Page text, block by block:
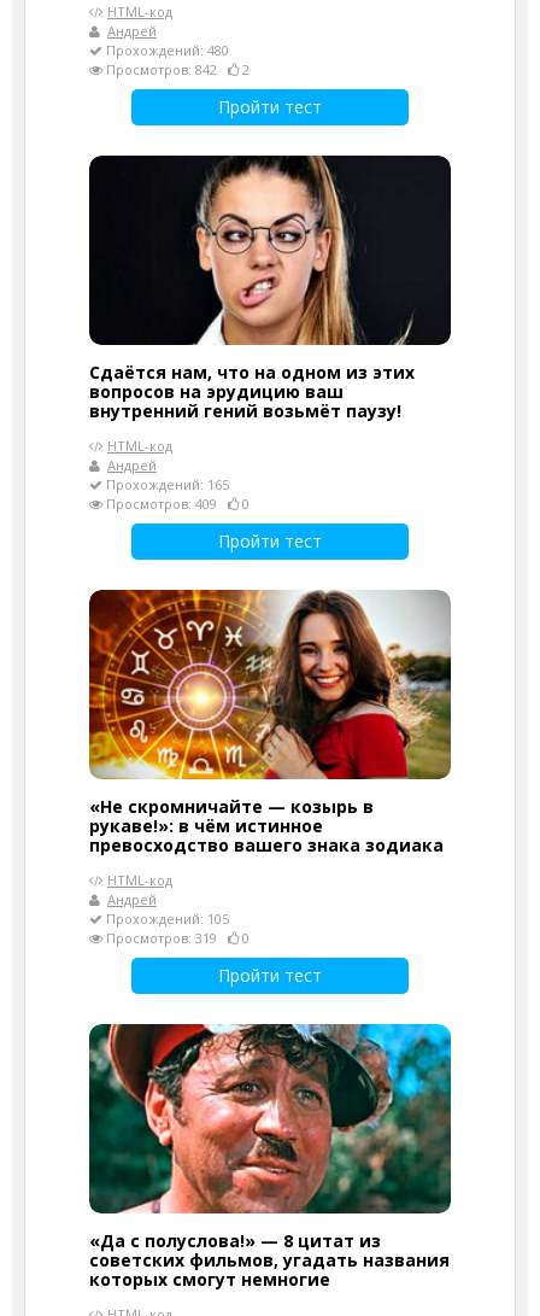
HTML-код
Андрей
Прохождений: 480
Просмотров: 842
2
Пройти тест
Сдаётся нам, что на одном из этих
вопросов на эрудицию ваш
внутренний гений возьмёт паузу!
HTML-код
Андрей
Прохождений: 165
Просмотров: 409
0
Пройти тест
«Не скромничайте — козырь в
рукаве!»: в чём истинное
превосходство вашего знака зодиака
HTML-код
Андрей
Прохождений: 105
Просмотров: 319
0
Пройти тест
«Да с полуслова!» — 8 цитат из
советских фильмов, угадать названия
которых смогут немногие